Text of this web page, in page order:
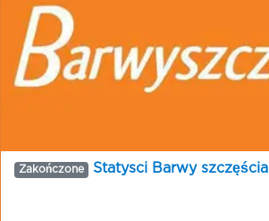
Zakończone Statysci Barwy szczęścia